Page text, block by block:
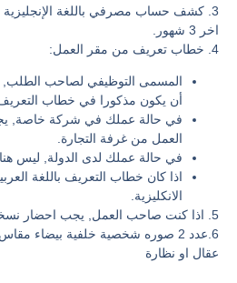
3. كشف حساب مصرفي باللغة
اخر 3 شهور.
4. خطاب تعريف من مقر العمل:
المسمى التوظيفي لصاحب الطلب,
أن يكون مذكورا في خطاب التعريف
في حالة عملك في شركة خاصة,
العمل من غرفة التجارة.
في حالة عملك لدى الدولة, ليس
اذا كان خطاب التعريف باللغة
الانكليزية.
5. اذا كنت صاحب العمل, يجب احضار نسخة السجل التجاري.
عقال او نظارة